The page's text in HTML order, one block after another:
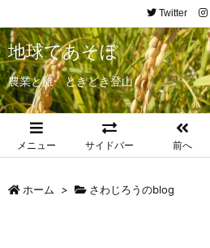
地球であそぼ
農業と旅 ときどき登山
メニュー サイドバー 前へ
Twitter
ホーム > さわじろうのblog